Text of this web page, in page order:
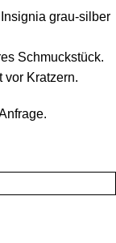
grau-silber
Schmuckstück.
vor Kratzern.